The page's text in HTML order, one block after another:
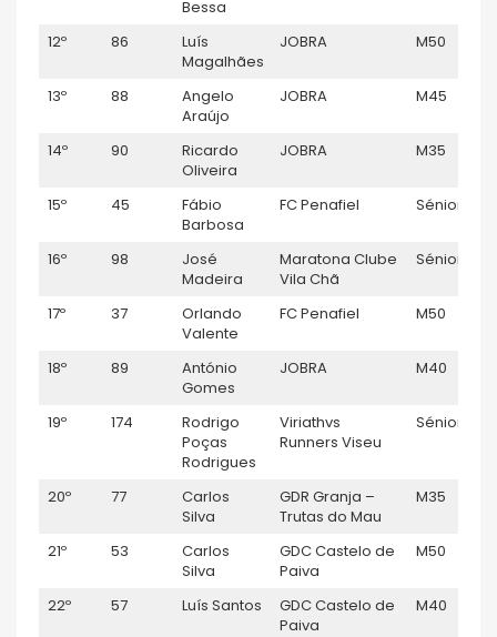
Bessa
12º 86
Luís
Magalhães
JOBRA M50
13º 88
Angelo
Araújo
JOBRA M45
14º 90
Ricardo
Oliveira
JOBRA M35
15º 45
Fábio
Barbosa
FC Penafiel Sénior M
16º 98
José
Madeira
Maratona Clube
Vila Chã
Sénior M
17º 37
Orlando
Valente
FC Penafiel M50
18º 89
António
Gomes
JOBRA M40
19º 174
Rodrigo
Poças
Rodrigues
Viriathvs
Runners Viseu
Sénior M
20º 77
Carlos
Silva
GDR Granja –
Trutas do Mau
M35
21º 53
Carlos
Silva
GDC Castelo de
Paiva
M50
22º 57 Luís Santos
GDC Castelo de
Paiva
M40